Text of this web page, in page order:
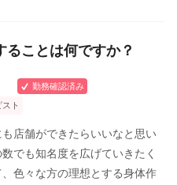
ることは何ですか？
勤務確認済み
ト
店舗ができたらいいなと思い
でも知名度を広げていきたく
色々な方の理想とする身体作